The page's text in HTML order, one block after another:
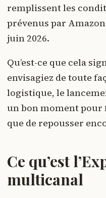
remplissent les
prévenus par
juin 2026.
Qu’est-ce que cela
envisagiez de toute
logistique, le
un bon moment
que de repousser
Ce qu’est
multicanal